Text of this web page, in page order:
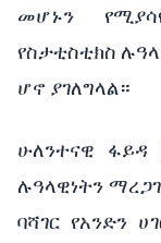
መሆኑን
የስታቲስቲክስ
ሆኖ ያገለግላል።
ሁለንተናዊ
ሉዓላዊነትን
ባሻገር የአንድን